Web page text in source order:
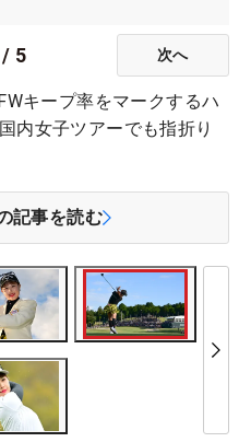
/ 5 次へ
キープ率をマークするハ
内女子ツアーでも指折り
記事を読む